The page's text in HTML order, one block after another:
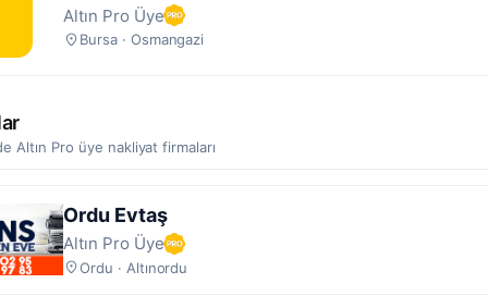
Altın Pro Üye
Bursa · Osmangazi
Altın Pro üye nakliyat firmaları
Ordu Evtaş
Altın Pro Üye
Ordu · Altınordu